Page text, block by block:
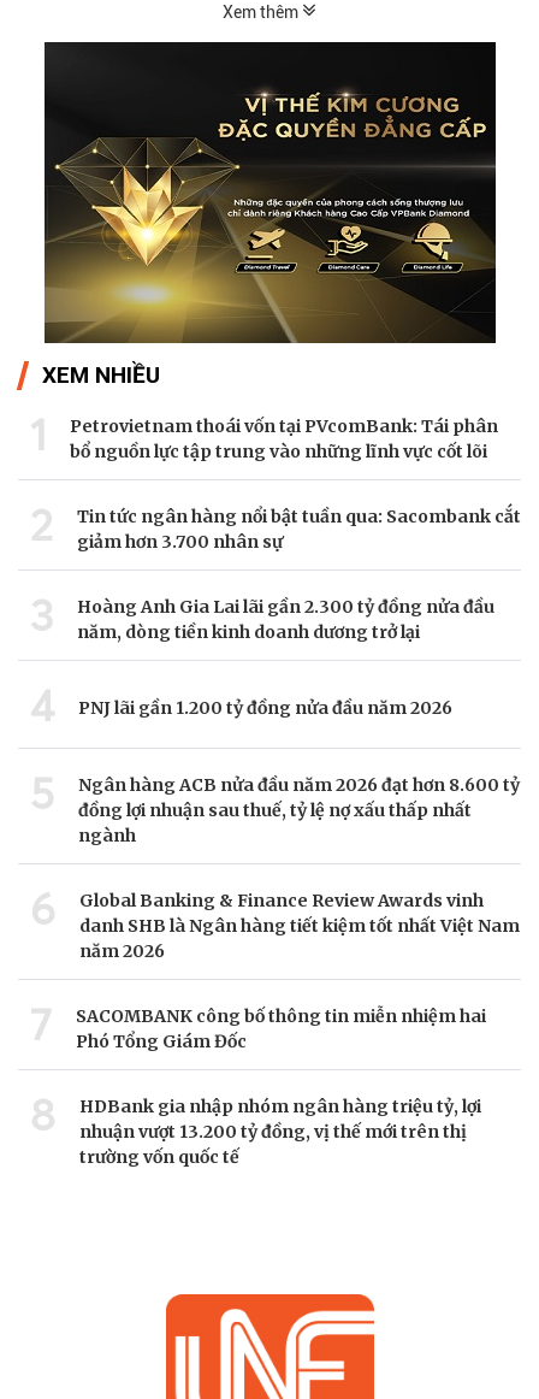
Xem thêm
XEM NHIỀU
1
Petrovietnam thoái vốn tại PVcomBank: Tái phân
bổ nguồn lực tập trung vào những lĩnh vực cốt lõi
2
Tin tức ngân hàng nổi bật tuần qua: Sacombank cắt
giảm hơn 3.700 nhân sự
3
Hoàng Anh Gia Lai lãi gần 2.300 tỷ đồng nửa đầu
năm, dòng tiền kinh doanh dương trở lại
4 PNJ lãi gần 1.200 tỷ đồng nửa đầu năm 2026
5
Ngân hàng ACB nửa đầu năm 2026 đạt hơn 8.600 tỷ
đồng lợi nhuận sau thuế, tỷ lệ nợ xấu thấp nhất
ngành
6
Global Banking & Finance Review Awards vinh
danh SHB là Ngân hàng tiết kiệm tốt nhất Việt Nam
năm 2026
7
SACOMBANK công bố thông tin miễn nhiệm hai
Phó Tổng Giám Đốc
8
HDBank gia nhập nhóm ngân hàng triệu tỷ, lợi
nhuận vượt 13.200 tỷ đồng, vị thế mới trên thị
trường vốn quốc tế